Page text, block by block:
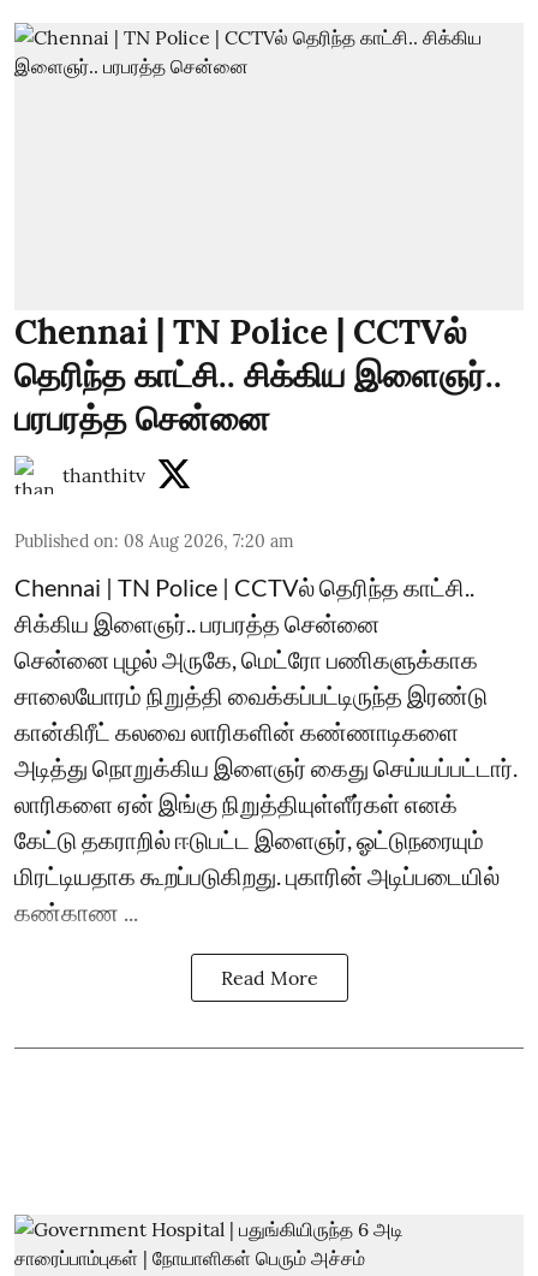
Chennai | TN Police | CCTVல்
தெரிந்த காட்சி.. சிக்கிய இளைஞர்..
பரபரத்த சென்னை
thanthitv
Published on: 08 Aug 2026, 7:20 am
Chennai | TN Police | CCTVல் தெரிந்த காட்சி..
சிக்கிய இளைஞர்.. பரபரத்த சென்னை
சென்னை புழல் அருகே, மெட்ரோ பணிகளுக்காக
சாலையோரம் நிறுத்தி வைக்கப்பட்டிருந்த இரண்டு
கான்கிரீட் கலவை லாரிகளின் கண்ணாடிகளை
அடித்து நொறுக்கிய இளைஞர் கைது செய்யப்பட்டார்.
லாரிகளை ஏன் இங்கு நிறுத்தியுள்ளீர்கள் எனக்
கேட்டு தகராறில் ஈடுபட்ட இளைஞர், ஓட்டுநரையும்
மிரட்டியதாக கூறப்படுகிறது. புகாரின் அடிப்படையில்
கண்காண ...
Read More